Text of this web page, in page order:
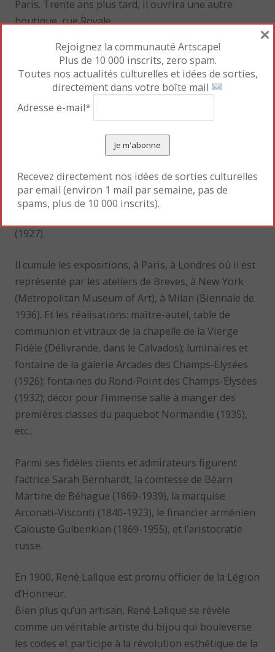
Paris. Trente ans plus tard, il ouvrira une autre
boutique, rue Royale.
Ses travaux avancés sur le verre – Lalique
rachète une verrerie à Combs-La-Ville, à
l’est de la capitale (1913) – lui permettent
d’entreprendre une coopération
fructueuse avec le parfumeur François Coty (1874-
compagne (Marie Anère), après le décès
d’Augustine-Alice, dont il aura deux autres enfants,
(1927).
Il cumule les expositions, à Paris, à Londres où il est
représenté par les ateliers de Breves, à New York
(Metropolitan Museum of Art), à Milan (Biennale de
1936). Et les réalisations: maître-autel, table de
communion et vitraux de la chapelle de la Vierge
Fidèle (Délivrande, dans le Calvados); luminaires et
fontaine de la galerie Arcades des Champs-Elysées
(1926); fontaines du Rond-Point des Champs-Elysées
(1932); décor pour l’immense salle à manger des
premières classes du paquebot Normandie (1935),
etc..
Parmi ses fidèles clients et admirateurs figurent
l’actrice Sarah Bernhardt, la comtesse de Béarn
Martine de Béhague (1869-1939), la marquise
Arconati-Visconti (1840-1923), le financier arménien
Calouste Gulbenkian (1869-1955), et l’aristocratie
russe.
En 1900, René Lalique est promu officier de la Légion
d’Honneur.
Bien plus qu’un artisan, René Lalique se révèle
comme un véritable artiste du bijou qui bouleverse
les codes et participe à la révolution esthétique de la
Rejoignez la communauté Artscape!
Plus de 10 000 inscrits, zero spam.
Toutes nos actualités culturelles et idées de sorties,
directement dans votre boîte mail
Adresse e-mail*
Recevez directement nos idées de sorties culturelles
par email (environ 1 mail par semaine, pas de
spams, plus de 10 000 inscrits).
×